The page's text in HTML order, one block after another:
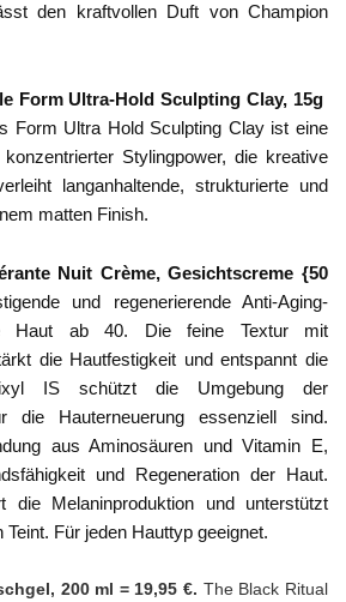
den kraftvollen Duft von Champion
Form Ultra-Hold Sculpting Clay, 15g
Form Ultra Hold Sculpting Clay ist eine
Stylingpower, die kreative
langanhaltende, strukturierte und
matten Finish.
Nuit Crème, Gesichtscreme {50
und regenerierende Anti-Aging-
Haut ab 40. Die feine Textur mit
die Hautfestigkeit und entspannt die
IS schützt die Umgebung der
die Hauterneuerung essenziell sind.
aus Aminosäuren und Vitamin E,
und Regeneration der Haut.
die Melaninproduktion und unterstützt
Für jeden Hauttyp geeignet.
200 ml = 19,95 €. The Black Ritual